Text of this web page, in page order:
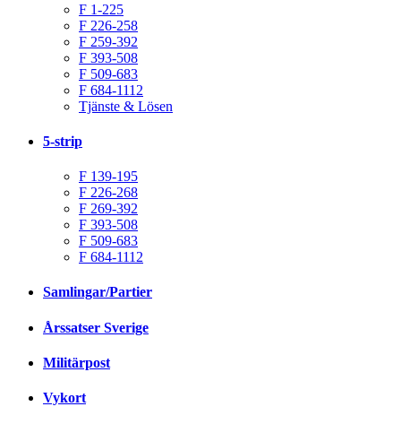
F 1-225
F 226-258
F 259-392
F 393-508
F 509-683
F 684-1112
Tjänste & Lösen
5-strip
F 139-195
F 226-268
F 269-392
F 393-508
F 509-683
F 684-1112
Samlingar/Partier
Årssatser Sverige
Militärpost
Vykort